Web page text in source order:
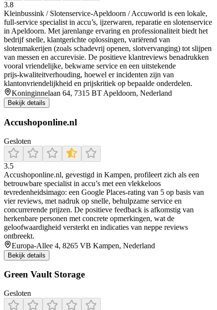
3.8
Kleinbussink / Slotenservice‑Apeldoorn / Accuworld is een lokale,
full‑service specialist in accu’s, ijzerwaren, reparatie en slotenservice
in Apeldoorn. Met jarenlange ervaring en professionaliteit biedt het
bedrijf snelle, klantgerichte oplossingen, variërend van
slotenmakerijen (zoals schadevrij openen, slotvervanging) tot slijpen
van messen en accurevisie. De positieve klantreviews benadrukken
vooral vriendelijke, bekwame service en een uitstekende
prijs‑kwaliteitverhouding, hoewel er incidenten zijn van
klantonvriendelijkheid en prijskritiek op bepaalde onderdelen.
Koninginnelaan 64, 7315 BT Apeldoorn, Nederland
Bekijk details
Accushoponline.nl
Gesloten
3.5
Accushoponline.nl, gevestigd in Kampen, profileert zich als een
betrouwbare specialist in accu’s met een vlekkeloos
tevredenheidsimago: een Google Places-rating van 5 op basis van
vier reviews, met nadruk op snelle, behulpzame service en
concurrerende prijzen. De positieve feedback is afkomstig van
herkenbare personen met concrete opmerkingen, wat de
geloofwaardigheid versterkt en indicaties van neppe reviews
ontbreekt.
Europa-Allee 4, 8265 VB Kampen, Nederland
Bekijk details
Green Vault Storage
Gesloten